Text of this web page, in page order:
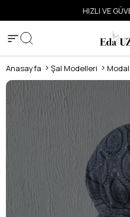
HIZLI VE
Anasayfa Şal Modelleri